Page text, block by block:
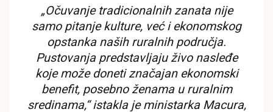
„Očuvanje tradicionalnih zanata nije
samo pitanje kulture, već i ekonomskog
opstanka naših ruralnih područja.
Pustovanja predstavljaju živo nasleđe
koje može doneti značajan ekonomski
benefit, posebno ženama u ruralnim
sredinama,“ istakla je ministarka Macura,